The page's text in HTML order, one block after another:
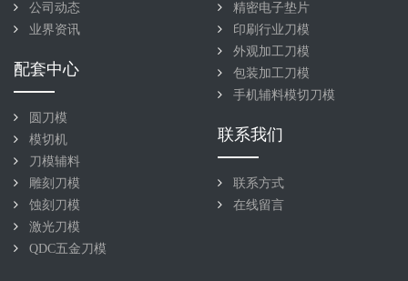
公司动态
业界资讯
精密电子垫片
印刷行业刀模
外观加工刀模
包装加工刀模
手机辅料模切刀模
配套中心
圆刀模
模切机
刀模辅料
雕刻刀模
蚀刻刀模
激光刀模
QDC五金刀模
联系我们
联系方式
在线留言